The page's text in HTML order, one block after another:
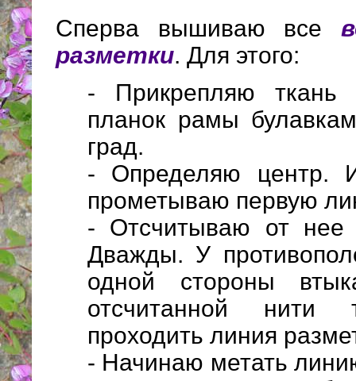
Сперва вышиваю все
разметки. Для этого:
- Прикрепляю ткань
планок рамы
град.
- Определяю центр.
прометываю первую
- Отсчитываю от нее
Дважды. У
одной стороны
отсчитанной
проходить линия
- Начинаю метать